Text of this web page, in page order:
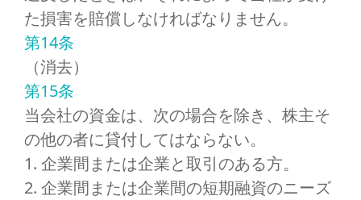
た損害を賠償しなければなりません。
第14条
（消去）
第15条
当会社の資金は、次の場合を除き、株主そ
の他の者に貸付してはならない。
1. 企業間または企業と取引のある方。
2. 企業間または企業間の短期融資のニーズ